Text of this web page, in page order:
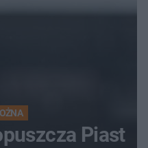
Piast